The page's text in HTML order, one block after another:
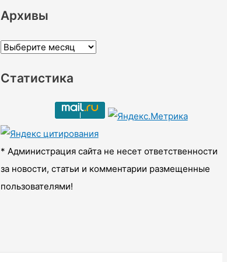
Архивы
А
х
ы
Статистика
* Администрация сайта не несет ответственности
за новости, статьи и комментарии размещенные
пользователями!